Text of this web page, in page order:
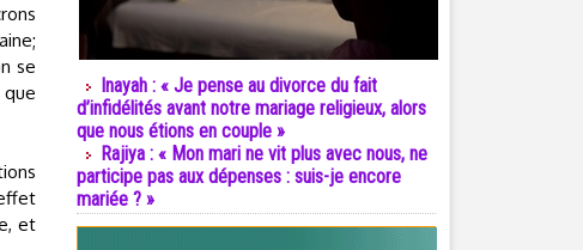
se
et
Inayah : « Je pense au divorce du fait
d’infidélités avant notre mariage religieux, alors
que nous étions en couple »
Rajiya : « Mon mari ne vit plus avec nous, ne
participe pas aux dépenses : suis-je encore
mariée ? »